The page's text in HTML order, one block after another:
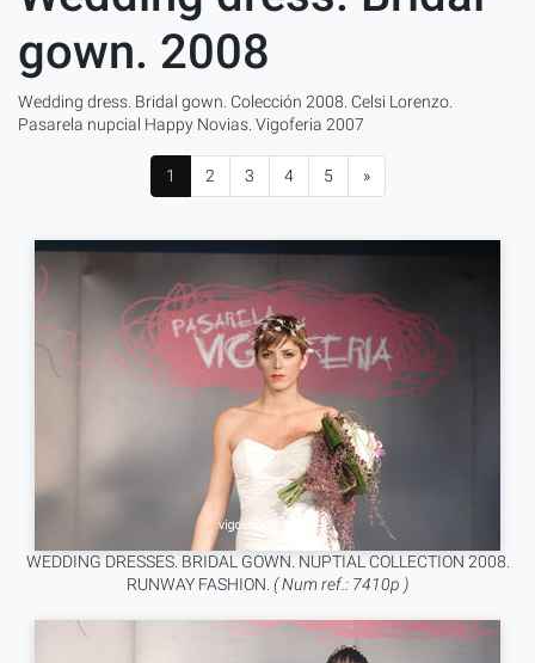
gown. 2008
Wedding dress. Bridal gown. Colección 2008. Celsi Lorenzo.
Pasarela nupcial Happy Novias. Vigoferia 2007
1 2 3 4 5 »
WEDDING DRESSES. BRIDAL GOWN. NUPTIAL COLLECTION 2008.
RUNWAY FASHION. ( Num ref.: 7410p )